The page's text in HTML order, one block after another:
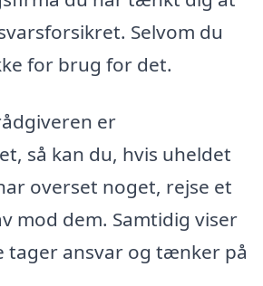
Selvom du
for brug for det.
er
så kan du, hvis uheldet
overset noget, rejse et
mod dem. Samtidig viser
tager ansvar og tænker på